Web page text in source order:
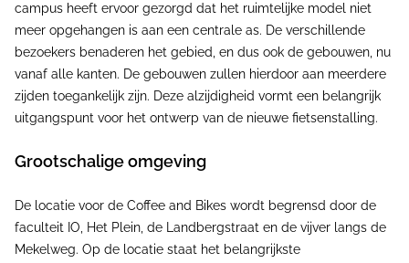
campus heeft ervoor gezorgd dat het ruimtelijke model niet
meer opgehangen is aan een centrale as. De verschillende
bezoekers benaderen het gebied, en dus ook de gebouwen, nu
vanaf alle kanten. De gebouwen zullen hierdoor aan meerdere
zijden toegankelijk zijn. Deze alzijdigheid vormt een belangrijk
uitgangspunt voor het ontwerp van de nieuwe fietsenstalling.
Grootschalige omgeving
De locatie voor de Coffee and Bikes wordt begrensd door de
faculteit IO, Het Plein, de Landbergstraat en de vijver langs de
Mekelweg. Op de locatie staat het belangrijkste